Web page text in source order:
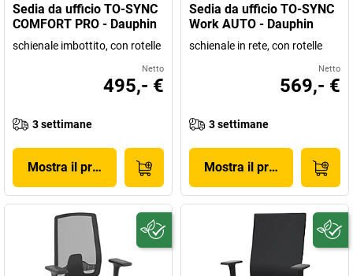
Sedia da ufficio TO-SYNC
COMFORT PRO - Dauphin
schienale imbottito, con rotelle
Netto
495,- €
3 settimane
Mostra il prodotto
Sedia da ufficio TO-SYNC
Work AUTO - Dauphin
schienale in rete, con rotelle
Netto
569,- €
3 settimane
Mostra il prodotto